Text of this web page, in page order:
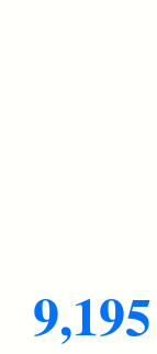
9,195